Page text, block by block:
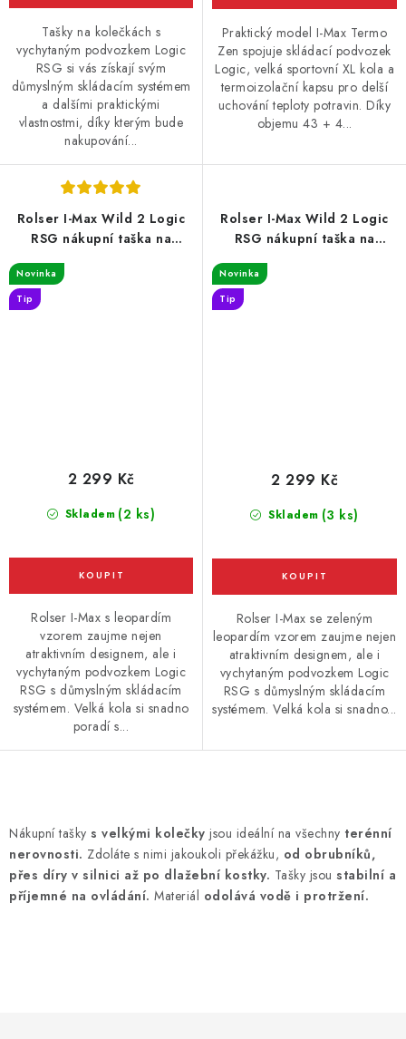
Tašky na kolečkách s
vychytaným podvozkem Logic
RSG si vás získají svým
důmyslným skládacím systémem
a dalšími praktickými
vlastnostmi, díky kterým bude
nakupování...
Praktický model I-Max Termo
Zen spojuje skládací podvozek
Logic, velká sportovní XL kola a
termoizolační kapsu pro delší
uchování teploty potravin. Díky
objemu 43 + 4...
Rolser I-Max Wild 2 Logic
RSG nákupní taška na
kolečkách, leopardí vzor
Novinka
Tip
Skladem (2 ks)
2 299 Kč
Rolser I-Max s leopardím
vzorem zaujme nejen
atraktivním designem, ale i
vychytaným podvozkem Logic
RSG s důmyslným skládacím
systémem. Velká kola si snadno
poradí s...
Rolser I-Max Wild 2 Logic
RSG nákupní taška na
kolečkách, leopardí vzor
Novinka
Tip
Skladem (3 ks)
2 299 Kč
Rolser I-Max se zeleným
leopardím vzorem zaujme nejen
atraktivním designem, ale i
vychytaným podvozkem Logic
RSG s důmyslným skládacím
systémem. Velká kola si snadno...
v
l
á
d
Nákupní tašky s velkými kolečky jsou ideální na všechny terénní
nerovnosti. Zdoláte s nimi jakoukoli překážku, od obrubníků,
přes díry v silnici až po dlažební kostky. Tašky jsou stabilní a
příjemné na ovládání. Materiál odolává vodě i protržení.